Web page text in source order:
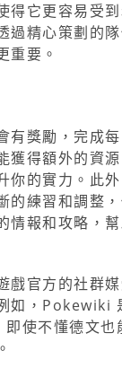
得它更容易受
過精心策劃的
重要。
有獎勵，完成
獲得額外的資
你的實力。此
的練習和調整
情報和攻略，
戲官方的社群
如，Pokewiki
即使不懂德文也